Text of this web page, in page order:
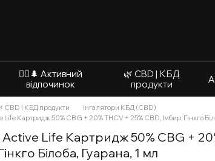
🚵‍♂️🌲 Активний
відпочинок
🌿 CBD | КБД
продукти
CBD | КБД продукти
Інгалятори КБД (CBD)
Картридж 50% CBG + 20% THCV + 25% CBD, Імбир, Гінкго
Active Life Картридж 50% CBG +
Білоба, Гуарана, 1 мл